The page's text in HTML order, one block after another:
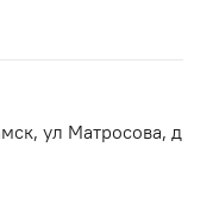
ул Матросова, д